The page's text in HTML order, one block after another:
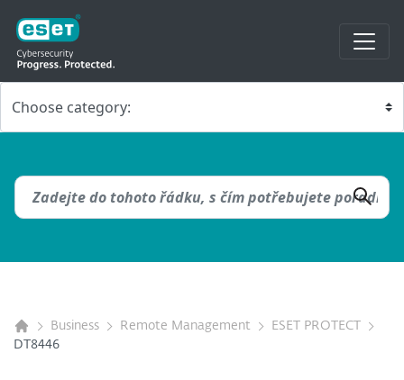
Business Remote Management
ESET PROTECT
DT8446